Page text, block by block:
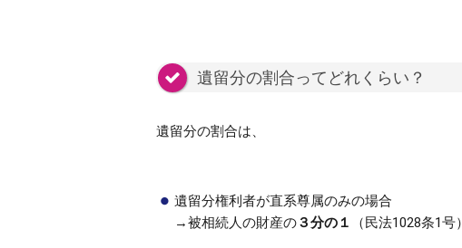
遺留分の割合ってどれくらい？
遺留分の割合は、
遺留分権利者が直系尊属のみの場合
→被相続人の財産の３分の１ （民法1028条1号）